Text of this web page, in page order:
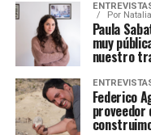
Por
Paula
muy
nuestro
Federico